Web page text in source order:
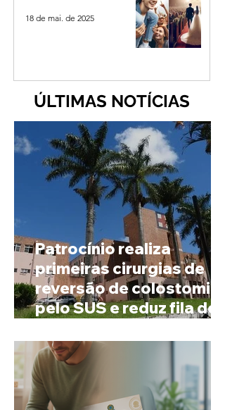
18 de mai. de 2025
ÚLTIMAS NOTÍCIAS
Patrocínio realiza
primeiras cirurgias de
reversão de colostomia
pelo SUS e reduz fila de